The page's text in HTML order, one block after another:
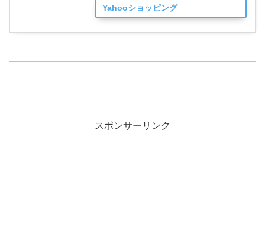
Yahooショッピング
スポンサーリンク